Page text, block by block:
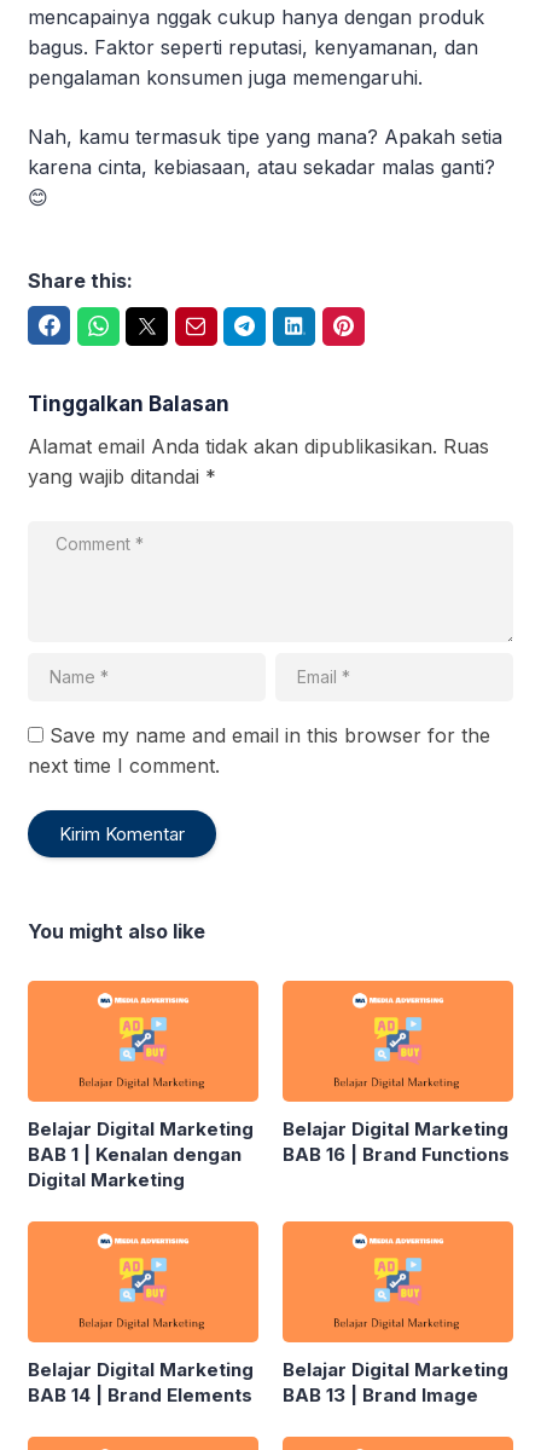
mencapainya nggak cukup hanya dengan produk
bagus. Faktor seperti reputasi, kenyamanan, dan
pengalaman konsumen juga memengaruhi.
Nah, kamu termasuk tipe yang mana? Apakah setia
karena cinta, kebiasaan, atau sekadar malas ganti?
😊
Share this:
Tinggalkan Balasan
Alamat email Anda tidak akan dipublikasikan. Ruas
yang wajib ditandai *
Save my name and email in this browser for the
next time I comment.
You might also like
Belajar Digital Marketing
BAB 1 | Kenalan dengan
Digital Marketing
Belajar Digital Marketing
BAB 16 | Brand Functions
Belajar Digital Marketing
BAB 14 | Brand Elements
Belajar Digital Marketing
BAB 13 | Brand Image